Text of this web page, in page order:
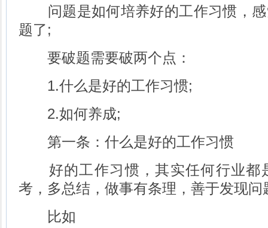
问题是如何培养好的工作习惯，感
题了;
要破题需要破两个点：
1.什么是好的工作习惯;
2.如何养成;
第一条：什么是好的工作习惯
好的工作习惯，其实任何行业都
考，多总结，做事有条理，善于发现问
比如